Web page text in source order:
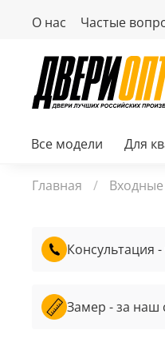
О нас Частые
Все модели Для
Главная
Консультация
Замер - за наш